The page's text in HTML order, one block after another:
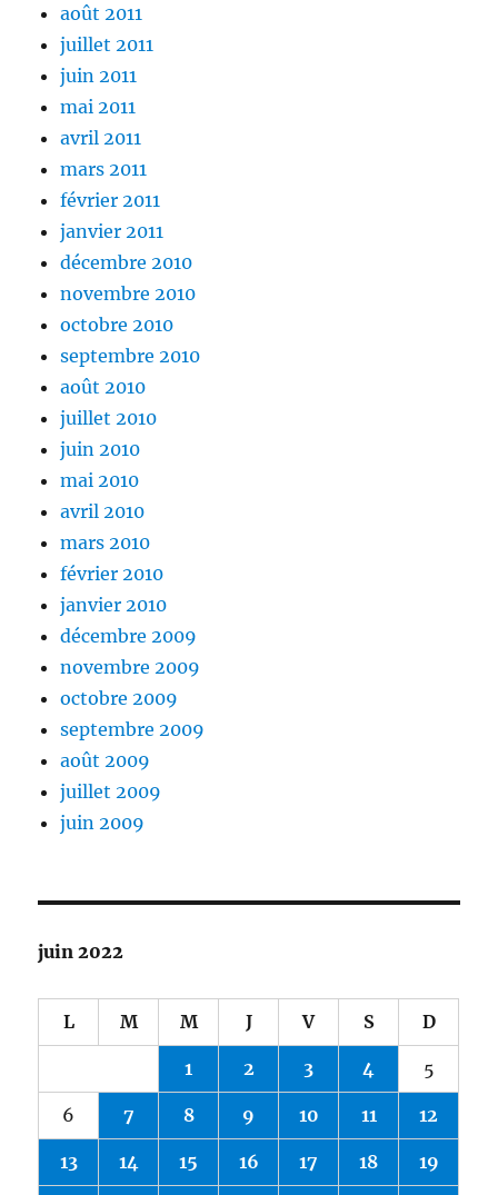
août 2011
juillet 2011
juin 2011
mai 2011
avril 2011
mars 2011
février 2011
janvier 2011
décembre 2010
novembre 2010
octobre 2010
septembre 2010
août 2010
juillet 2010
juin 2010
mai 2010
avril 2010
mars 2010
février 2010
janvier 2010
décembre 2009
novembre 2009
octobre 2009
septembre 2009
août 2009
juillet 2009
juin 2009
juin 2022
L M M J V S D
1 2 3 4 5
6 7 8 9 10 11 12
13 14 15 16 17 18 19